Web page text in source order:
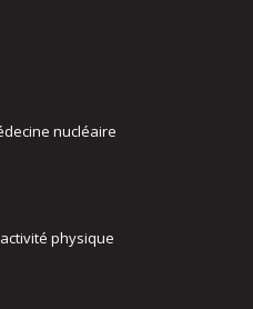
nucléaire
physique